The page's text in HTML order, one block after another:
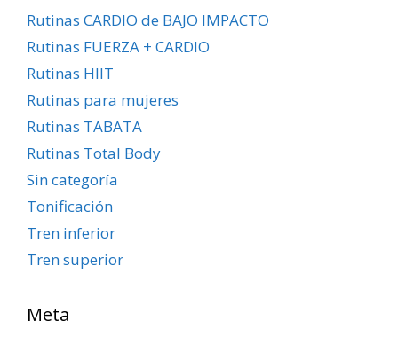
Rutinas CARDIO de BAJO IMPACTO
Rutinas FUERZA + CARDIO
Rutinas HIIT
Rutinas para mujeres
Rutinas TABATA
Rutinas Total Body
Sin categoría
Tonificación
Tren inferior
Tren superior
Meta